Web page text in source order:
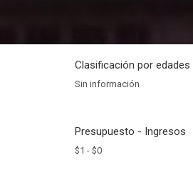
Clasificación por edades
Sin información
Presupuesto - Ingresos
$1 - $0